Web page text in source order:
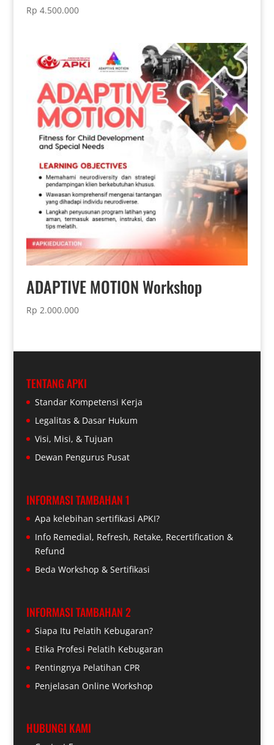
Rp 4.500.000
ADAPTIVE MOTION Workshop
Rp 2.000.000
TENTANG APKI
Standar Kompetensi Kerja
Legalitas & Dasar Hukum
Visi, Misi, & Tujuan
Dewan Pengurus Pusat
INFORMASI TAMBAHAN 1
Apa kelebihan sertifikasi APKI?
Info Remedial, Refresh, Retake, Recertification &
Refund
Beda Workshop & Sertifikasi
INFORMASI TAMBAHAN 2
Siapa Itu Pelatih Kebugaran?
Etika Profesi Pelatih Kebugaran
Pentingnya Pelatihan CPR
Penjelasan Online Workshop
HUBUNGI KAMI